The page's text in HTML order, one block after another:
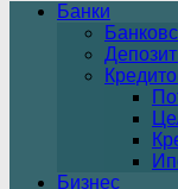
Банки
Бизнес